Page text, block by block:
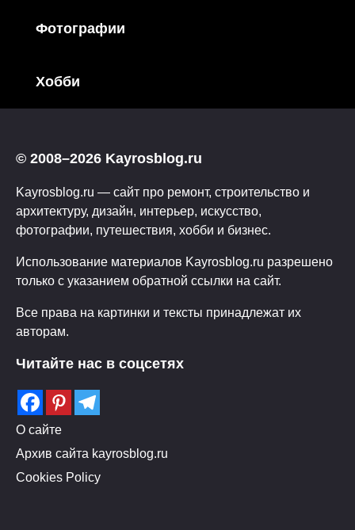
Фотографии
Хобби
© 2008–2026 Kayrosblog.ru
Kayrosblog.ru — сайт про ремонт, строительство и
архитектуру, дизайн, интерьер, искусство,
фотографии, путешествия, хобби и бизнес.
Использование материалов Kayrosblog.ru разрешено
только с указанием обратной ссылки на сайт.
Все права на картинки и тексты принадлежат их
авторам.
Читайте нас в соцсетях
О сайте
Архив сайта kayrosblog.ru
Cookies Policy